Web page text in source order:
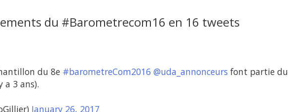
du #Barometrecom16 en 16 tweets
du 8e #barometreCom2016 @uda_annonceurs font partie du
3 ans).
January 26, 2017